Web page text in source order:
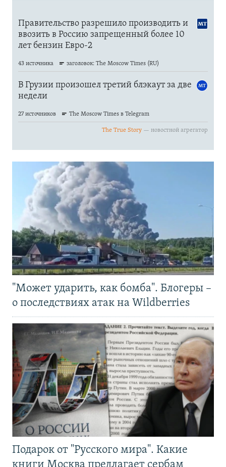
"Может ударить, как бомба". Блогеры –
о последствиях атак на Wildberries
Подарок от "Русского мира". Какие
книги Москва предлагает сербам